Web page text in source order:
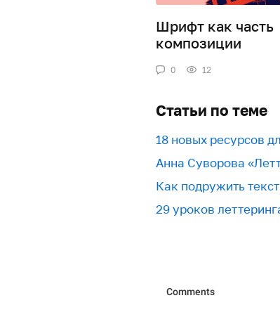
Шрифт как часть
композиции
0 12
Статьи по теме
18 новых ресурсов
Анна Суворова
Как подружить
29 уроков